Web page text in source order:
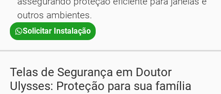
outros ambientes.
Solicitar Instalação
Telas de Segurança em Doutor
Ulysses: Proteção para sua família